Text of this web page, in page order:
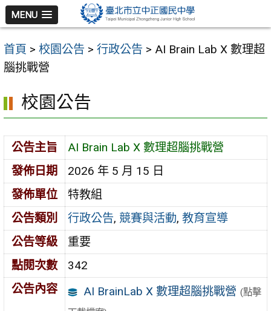
跳
至
主
要
容
區
MENU
首頁 > 校園公告 > 行政公告 > AI Brain Lab X 數理超
腦挑戰營
校園公告
公告主旨
AI Brain Lab X 數理超腦挑戰營
發佈日期
2026 年 5 月 15 日
發佈單位
特教組
公告類別
行政公告, 競賽與活動,教育宣導
公告等級
重要
點閱次數
342
公告內容
AI BrainLab X 數理超腦挑戰營 (點擊